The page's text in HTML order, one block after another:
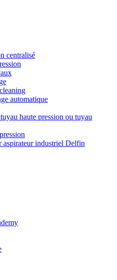
centralisé
automatique
haute pression ou tuyau
aspirateur industriel Delfin